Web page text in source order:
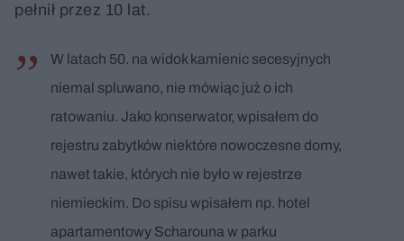
pełnił przez 10 lat.
W latach 50. na widok kamienic secesyjnych
niemal spluwano, nie mówiąc już o ich
ratowaniu. Jako konserwator, wpisałem do
rejestru zabytków niektóre nowoczesne domy,
nawet takie, których nie było w rejestrze
niemieckim. Do spisu wpisałem np. hotel
apartamentowy Scharouna w parku